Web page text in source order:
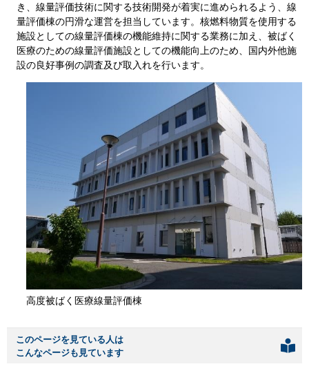
き、線量評価技術に関する技術開発が着実に進められるよう、線
量評価棟の円滑な運営を担当しています。核燃料物質を使用する
施設としての線量評価棟の機能維持に関する業務に加え、被ばく
医療のための線量評価施設としての機能向上のため、国内外他施
設の良好事例の調査及び取入れを行います。
高度被ばく医療線量評価棟
このページを見ている人は
こんなページも見ています